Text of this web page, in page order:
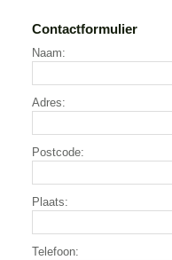
Contactformulier
Naam:
Adres:
Postcode:
Plaats:
Telefoon: